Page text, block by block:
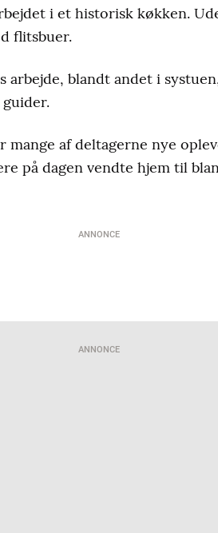
i et historisk køkken.
flitsbuer.
arbejde, blandt andet i
mange af deltagerne nye
på dagen vendte hjem til
ANNONCE
ANNONCE